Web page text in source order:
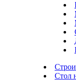
Стол